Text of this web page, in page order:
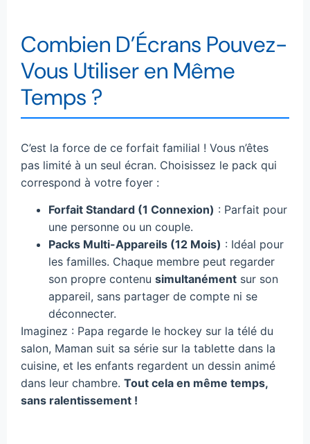
Combien D’Écrans Pouvez-
Vous Utiliser en Même
Temps ?
C’est la force de ce forfait familial ! Vous n’êtes
pas limité à un seul écran. Choisissez le pack qui
correspond à votre foyer :
Forfait Standard (1 Connexion) : Parfait pour
une personne ou un couple.
Packs Multi-Appareils (12 Mois) : Idéal pour
les familles. Chaque membre peut regarder
son propre contenu simultanément sur son
appareil, sans partager de compte ni se
déconnecter.
Imaginez : Papa regarde le hockey sur la télé du
salon, Maman suit sa série sur la tablette dans la
cuisine, et les enfants regardent un dessin animé
dans leur chambre. Tout cela en même temps,
sans ralentissement !